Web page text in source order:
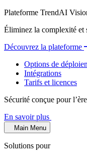
Plateforme TrendAI
Éliminez la complexité et
Découvrez la plateforme
Options de
Intégrations
Tarifs et licences
Sécurité conçue pour
En savoir plus
Main Menu
Solutions pour